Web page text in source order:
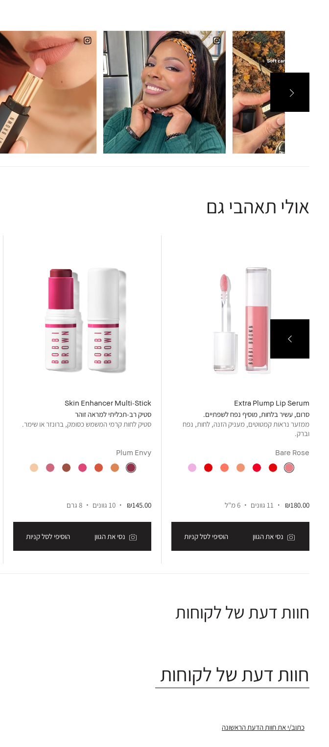
אולי תאהבי גם
Extra Plump Lip Serum
סרום, עשיר בלחות, מוסיף נפח לשפתיים.
ממזער נראות קמטוטים, מעניק הזנה, לחות, נפח
וברק.
Bare Rose
₪180.00 11 גוונים 6 מ"ל
נסי את הגוון הוסיפי לסל קניות
Skin Enhancer Multi-Stick
סטיק רב-תכליתי למראה זוהר
סטיק לחות קרמי המשמש כסומק, ברונזר או שימר.
Plum Envy
₪145.00 10 גוונים 8 גרם
נסי את הגוון הוסיפי לסל קניות
חוות דעת של לקוחות
חוות דעת של לקוחות
כתוב/י את חוות הדעת הראשונה